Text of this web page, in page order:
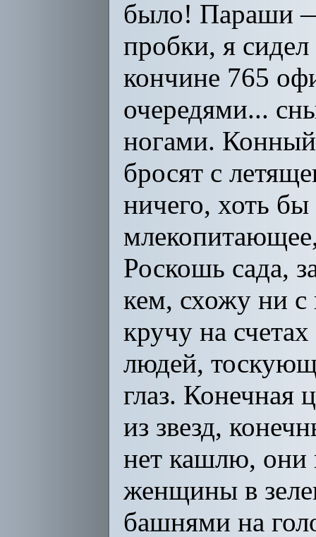
было! Параши —
пробки, я
кончине 765
очередями...
ногами. Конный
бросят с
ничего, хоть бы
Роскошь сада,
кем, схожу ни
кручу на
людей,
глаз. Конечная
из звезд,
нет кашлю, они
женщины в
башнями на